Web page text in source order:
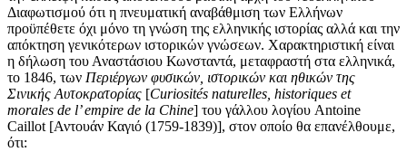
Διαφωτισμού ότι η πνευματική αναβάθμιση των Ελλήνων
προϋπέθετε όχι μόνο τη γνώση της ελληνικής ιστορίας αλλά και την
απόκτηση γενικότερων ιστορικών γνώσεων. Χαρακτηριστική είναι
η δήλωση του Αναστάσιου Κωνσταντά, μεταφραστή στα ελληνικά,
το 1846, των Περιέργων φυσικών, ιστορικών και ηθικών της
Σινικής Αυτοκρατορίας [Curiosités naturelles, historiques et
morales de l’ empire de la Chine] του γάλλου λογίου Antoine
Caillot [Αντουάν Καγιό (1759-1839)], στον οποίο θα επανέλθουμε,
ότι: